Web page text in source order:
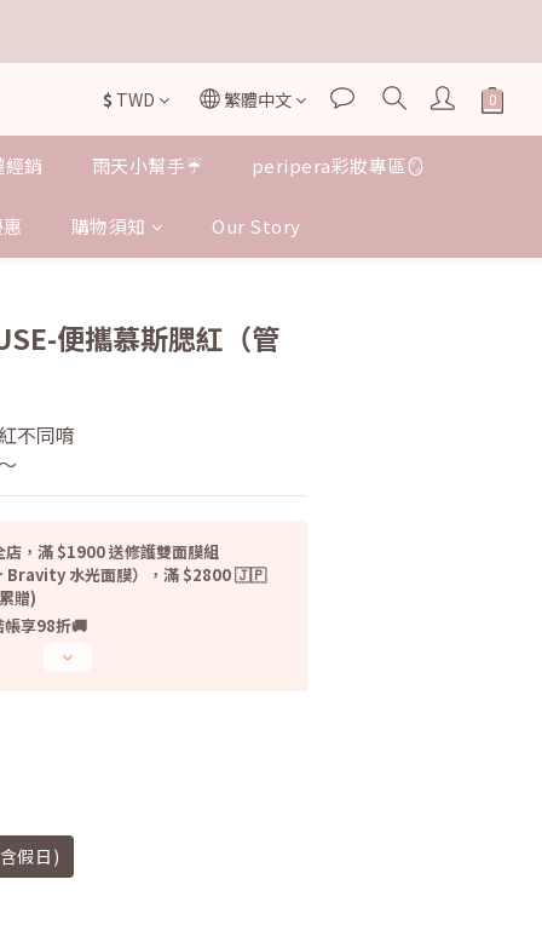
$ TWD 繁體中文
銷 雨天小幫手☔️ peripera彩妝專區🪞
購物須知 Our Story
便攜慕斯腮紅（管
不同唷
，滿 $1900 送修護雙面膜組
Bravity 水光面膜），滿 $2800 🇯🇵
贈)
帳享98折🚚
假日)